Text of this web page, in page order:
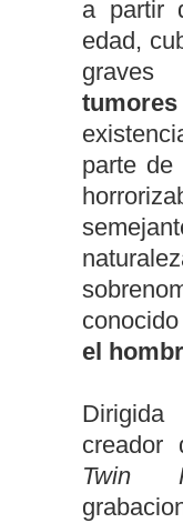
a partir
edad,
graves
tumores
parte de
el
Twin